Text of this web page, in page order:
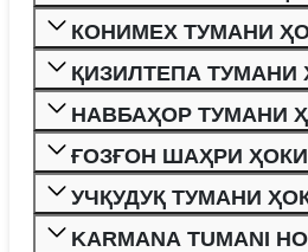
КОНИМЕХ ТУМАНИ
ҚИЗИЛТЕПА ТУМАНИ
НАВБАҲОР ТУМАНИ
ҒОЗҒОН ШАҲРИ
УЧҚУДУҚ ТУМАНИ
KARMANA TUMANI